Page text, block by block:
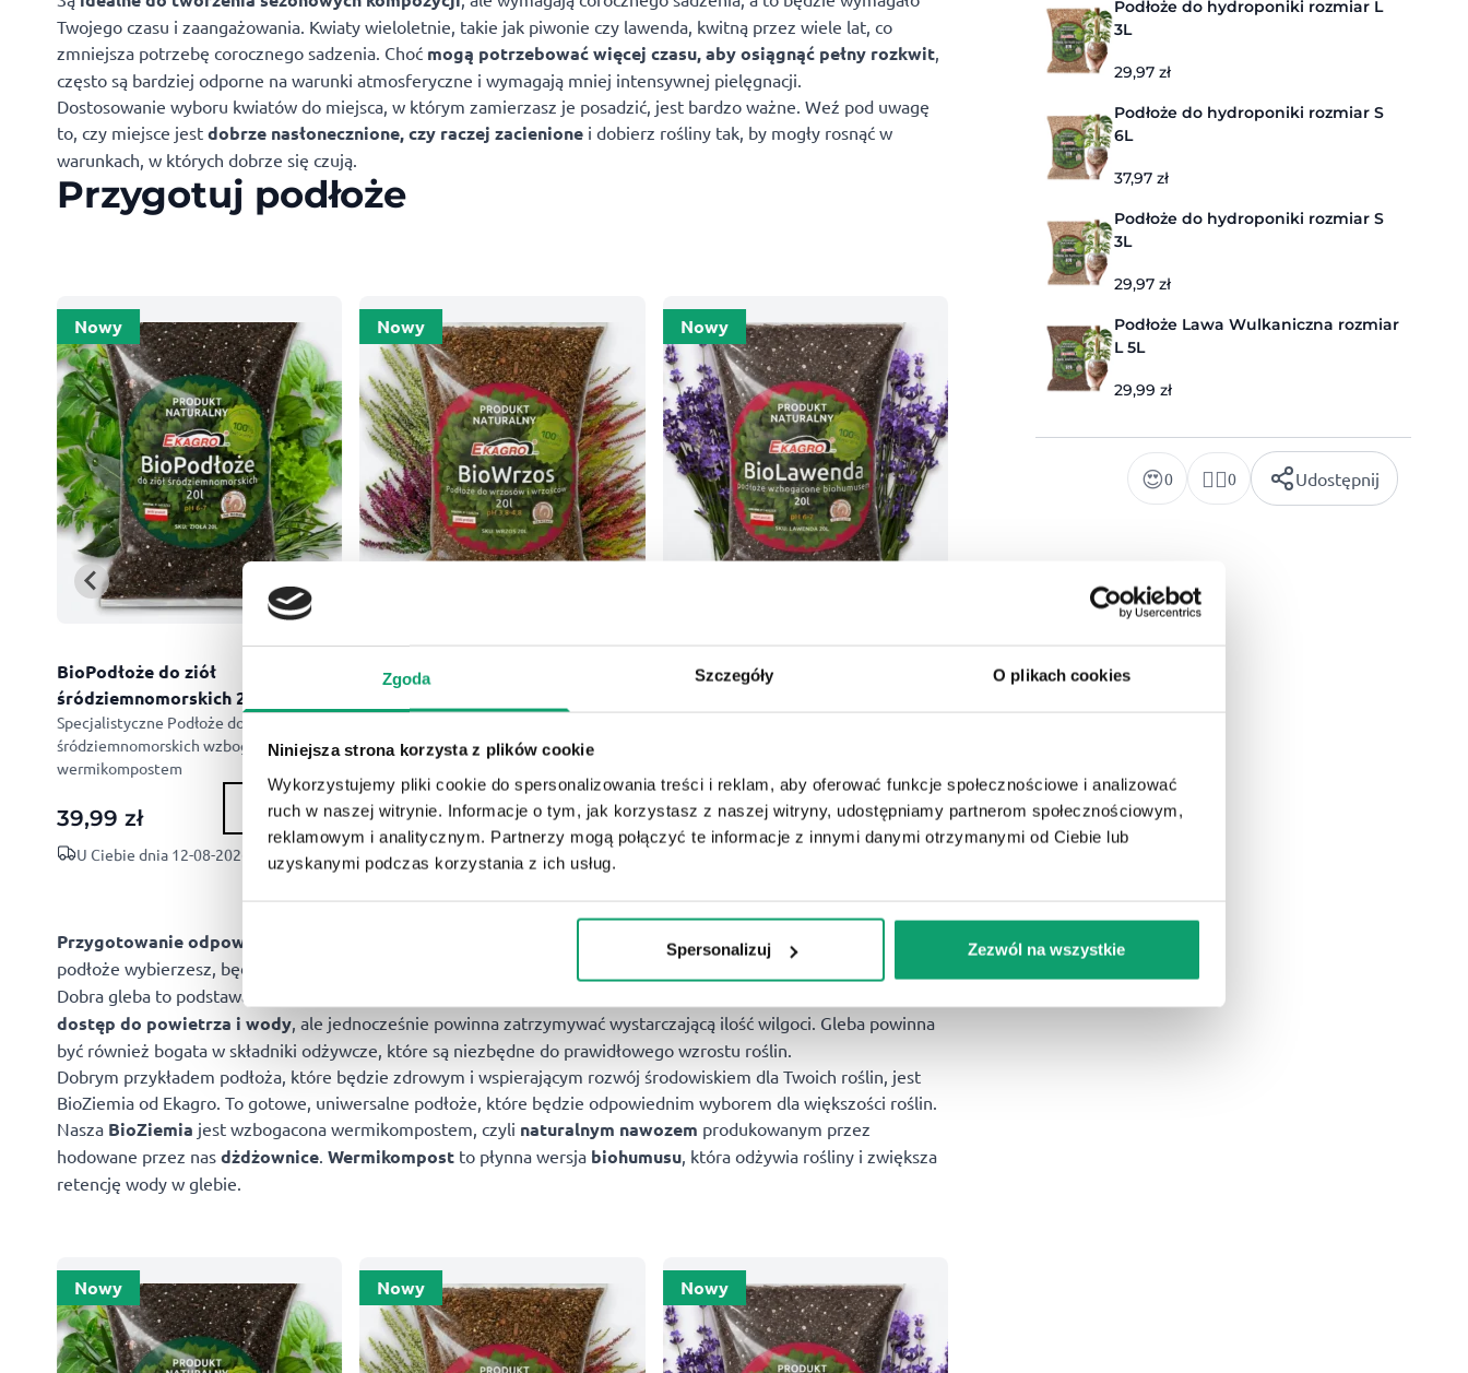
Zgoda Szczegóły O plikach cookies
Niniejsza strona korzysta z plików cookie
Wykorzystujemy pliki cookie do spersonalizowania treści i reklam, aby oferować funkcje społecznościowe i analizować
ruch w naszej witrynie. Informacje o tym, jak korzystasz z naszej witryny, udostępniamy partnerom społecznościowym,
reklamowym i analitycznym. Partnerzy mogą połączyć te informacje z innymi danymi otrzymanymi od Ciebie lub
uzyskanymi podczas korzystania z ich usług.
Spersonalizuj Zezwól na wszystkie
Twojego czasu i zaangażowania. Kwiaty wieloletnie, takie jak piwonie czy lawenda, kwitną przez wiele lat, co
zmniejsza potrzebę corocznego sadzenia. Choć mogą potrzebować więcej czasu, aby osiągnąć pełny rozkwit
często są bardziej odporne na warunki atmosferyczne i wymagają mniej intensywnej pielęgnacji.
Dostosowanie wyboru kwiatów do miejsca, w którym zamierzasz je posadzić, jest bardzo ważne. Weź pod uwagę
to, czy miejsce jest dobrze nasłonecznione, czy raczej zacienione i dobierz rośliny tak, by mogły rosnąć w
warunkach, w których dobrze się czują.
Przygotuj podłoże
Nowy
BioPodłoże do ziół
śródziemnomorskich 20L
Specjalistyczne Podłoże do ziół
śródziemnomorskich wzbogacone
wermikompostem
39,99 zł KUP
U Ciebie dnia 12-08-2026
Nowy
BioWrzos 20L
wzbogacone biohumusem
39,99zł KUP
U Ciebie dnia 12-08-2026
Nowy
BioLawenda 20L
39,99zł KUP
Podłoże do hydroponiki rozmiar L
37,97 zł KUP
Przygotowanie odpowiedniego
to jeden z najważniejszych etapów w uprawie kwiatów. To, jakie
podłoże wybierzesz, będzie miało
Dobra gleba to podstawa zdrowego ogrodu. Powinna być dobrze przepuszczalna, aby
dostęp do powietrza i wody , ale jednocześnie powinna zatrzymywać wystarczającą ilość wilgoci. Gleba powinna
być również bogata w składniki odżywcze, które są niezbędne do prawidłowego wzrostu roślin.
Dobrym przykładem podłoża, które będzie zdrowym i wspierającym rozwój środowiskiem dla Twoich roślin, jest
BioZiemia od Ekagro. To gotowe, uniwersalne podłoże, które będzie odpowiednim wyborem dla większości roślin.
Nasza BioZiemia jest wzbogacona wermikompostem, czyli naturalnym nawozem produkowanym przez
hodowane przez nas dżdżownice Wermikompost to płynna wersja biohumusu , która odżywia rośliny i zwiększa
retencję wody w glebie.
Nowy Nowy Nowy
Podłoże do hydroponiki rozmiar L
3L
29,97 zł
Podłoże do hydroponiki rozmiar S
6L
37,97 zł
Podłoże do hydroponiki rozmiar S
3L
29,97 zł
Podłoże Lawa Wulkaniczna rozmiar
L 5L
29,99 zł
😍0 👍🏻0 Udostępnij